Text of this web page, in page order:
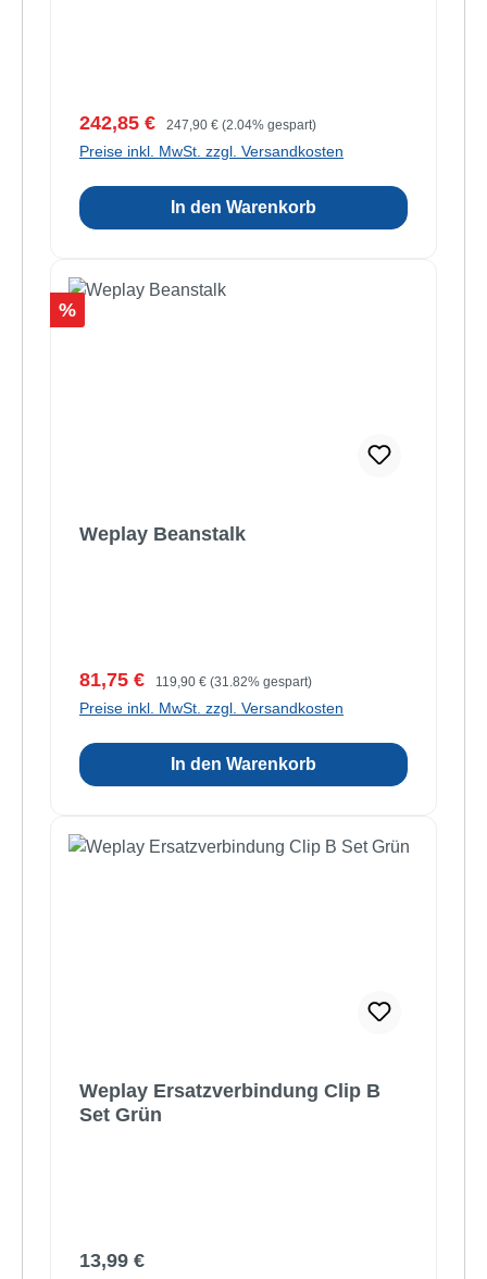
Verkaufspreis:
242,85 € Regulärer Preis:
247,90 € (2.04% gespart)
Preise inkl. MwSt. zzgl. Versandkosten
In den Warenkorb
Rabatt
%
Weplay Beanstalk
Verkaufspreis:
81,75 € Regulärer Preis:
119,90 € (31.82% gespart)
Preise inkl. MwSt. zzgl. Versandkosten
In den Warenkorb
Weplay Ersatzverbindung Clip B
Set Grün
Regulärer Preis:
13,99 €